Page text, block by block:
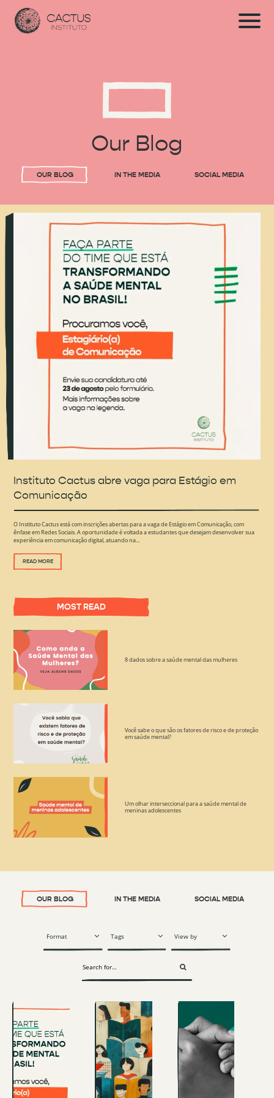
Our Blog
OUR BLOG IN THE MEDIA SOCIAL MEDIA
Instituto Cactus abre vaga para Estágio em
Comunicação
O Instituto Cactus está com inscrições abertas para a vaga de Estágio em Comunicação, com
ênfase em Redes Sociais. A oportunidade é voltada a estudantes que desejam desenvolver sua
experiência em comunicação digital, atuando na...
READ MORE
MOST READ
8 dados sobre a saúde mental das mulheres
Você sabe o que são os fatores de risco e de proteção
em saúde mental?
Um olhar interseccional para a saúde mental de
meninas adolescentes
OUR BLOG IN THE MEDIA SOCIAL MEDIA